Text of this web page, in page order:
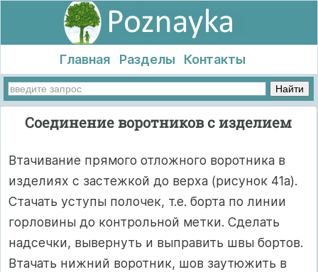
Главная Разделы Контакты
Соединение воротников с изделием
Втачивание прямого отложного воротника в
изделиях с застежкой до верха (рисунок 41а).
Стачать уступы полочек, т.е. борта по линии
горловины до контрольной метки. Сделать
надсечки, вывернуть и выправить швы бортов.
Втачать нижний воротник, шов заутюжить в